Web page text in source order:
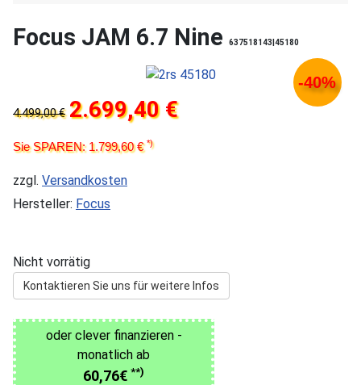
Focus JAM 6.7 Nine 637518143|45180
-40%
4.499,00 € 2.699,40 €
Sie SPAREN: 1.799,60 €*)
zzgl. Versandkosten
Hersteller: Focus
Nicht vorrätig
Kontaktieren Sie uns für weitere Infos
oder clever finanzieren -
monatlich ab
60,76€ **)